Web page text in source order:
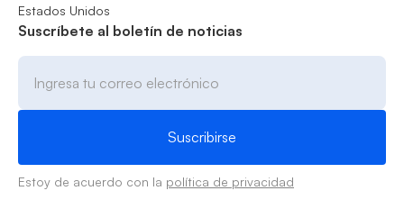
Estados Unidos
Suscríbete al boletín de noticias
Estoy de acuerdo con la política de privacidad